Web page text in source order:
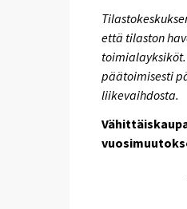
että tilaston
päätoimisesti
liikevaihdosta.